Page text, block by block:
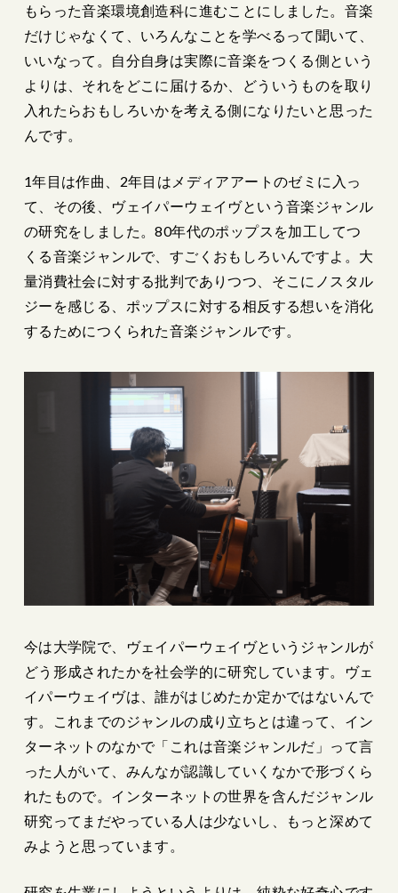
もらった音楽環境創造科に進むことにしました。音楽
だけじゃなくて、いろんなことを学べるって聞いて、
いいなって。自分自身は実際に音楽をつくる側という
よりは、それをどこに届けるか、どういうものを取り
入れたらおもしろいかを考える側になりたいと思った
んです。
1年目は作曲、2年目はメディアアートのゼミに入っ
て、その後、ヴェイパーウェイヴという音楽ジャンル
の研究をしました。80年代のポップスを加工してつ
くる音楽ジャンルで、すごくおもしろいんですよ。大
量消費社会に対する批判でありつつ、そこにノスタル
ジーを感じる、ポップスに対する相反する想いを消化
するためにつくられた音楽ジャンルです。
今は大学院で、ヴェイパーウェイヴというジャンルが
どう形成されたかを社会学的に研究しています。ヴェ
イパーウェイヴは、誰がはじめたか定かではないんで
す。これまでのジャンルの成り立ちとは違って、イン
ターネットのなかで「これは音楽ジャンルだ」って言
った人がいて、みんなが認識していくなかで形づくら
れたもので。インターネットの世界を含んだジャンル
研究ってまだやっている人は少ないし、もっと深めて
みようと思っています。